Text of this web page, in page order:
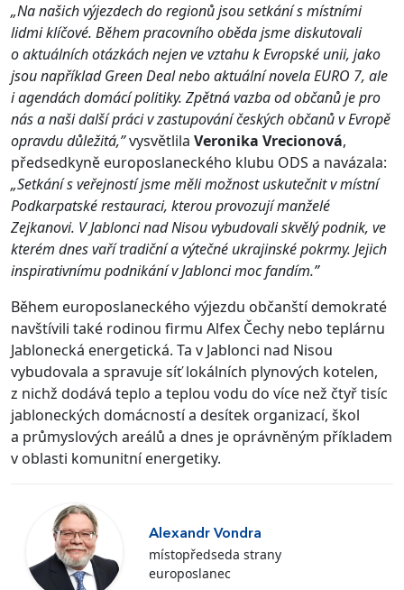
„Na našich výjezdech do regionů jsou setkání s místními
lidmi klíčové. Během pracovního oběda jsme diskutovali
o aktuálních otázkách nejen ve vztahu k Evropské unii, jako
jsou například Green Deal nebo aktuální novela EURO 7, ale
i agendách domácí politiky. Zpětná vazba od občanů je pro
nás a naši další práci v zastupování českých občanů v Evropě
opravdu důležitá,”vysvětlila Veronika Vrecionová,
předsedkyně europoslaneckého klubu ODS a navázala:
„Setkání s veřejností jsme měli možnost uskutečnit v místní
Podkarpatské restauraci, kterou provozují manželé
Zejkanovi. V Jablonci nad Nisou vybudovali skvělý podnik, ve
kterém dnes vaří tradiční a výtečné ukrajinské pokrmy. Jejich
inspirativnímu podnikání v Jablonci moc fandím.”
Během europoslaneckého výjezdu občanští demokraté
navštívili také rodinou firmu Alfex Čechy nebo teplárnu
Jablonecká energetická. Ta v Jablonci nad Nisou
vybudovala a spravuje síť lokálních plynových kotelen,
z nichž dodává teplo a teplou vodu do více než čtyř tisíc
jabloneckých domácností a desítek organizací, škol
a průmyslových areálů a dnes je oprávněným příkladem
v oblasti komunitní energetiky.
Alexandr Vondra
místopředseda strany
europoslanec